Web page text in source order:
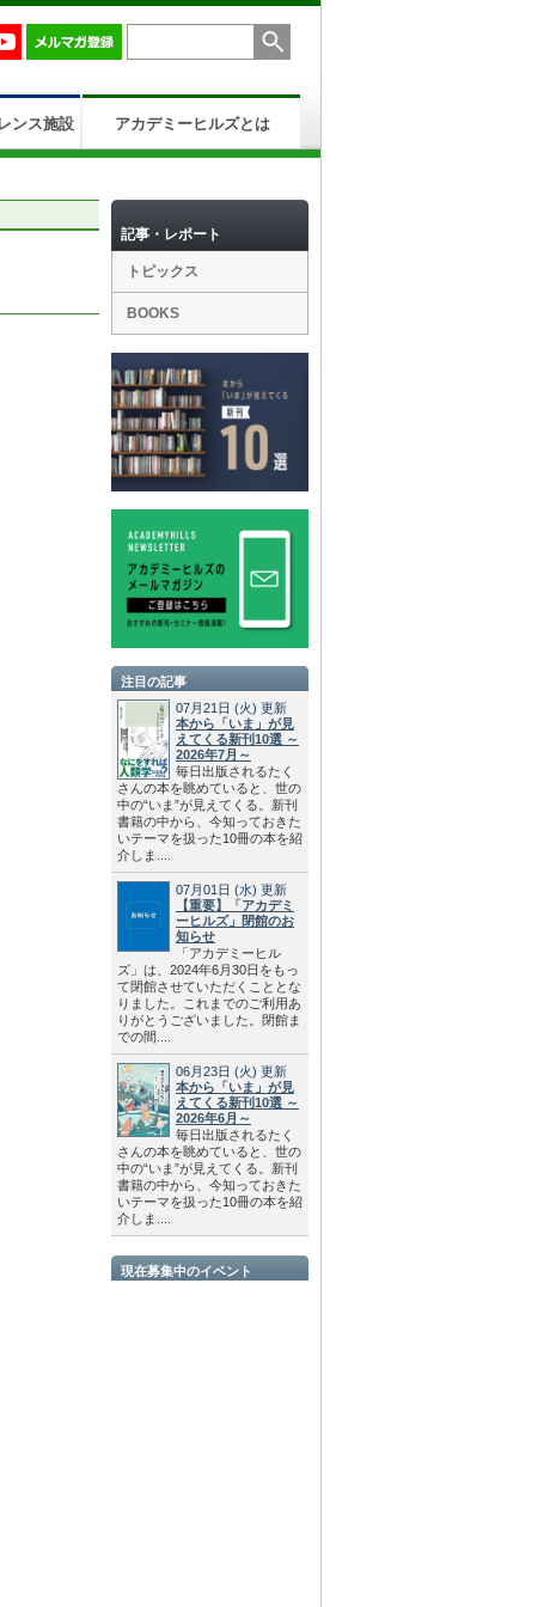
ンス施設 アカデミーヒルズとは
記事・レポート
トピックス
BOOKS
注目の記事
07月21日 (火) 更新
本から「いま」が見
えてくる新刊10選 ～
2026年7月～
毎日出版されるたく
さんの本を眺めていると、世の
中の“いま”が見えてくる。新刊
書籍の中から、今知っておきた
いテーマを扱った10冊の本を紹
介しま....
07月01日 (水) 更新
【重要】「アカデミ
ーヒルズ」閉館のお
知らせ
「アカデミーヒル
ズ」は、2024年6月30日をもっ
て閉館させていただくこととな
りました。これまでのご利用あ
りがとうございました。閉館ま
での間....
06月23日 (火) 更新
本から「いま」が見
えてくる新刊10選 ～
2026年6月～
毎日出版されるたく
さんの本を眺めていると、世の
中の“いま”が見えてくる。新刊
書籍の中から、今知っておきた
いテーマを扱った10冊の本を紹
介しま....
現在募集中のイベント